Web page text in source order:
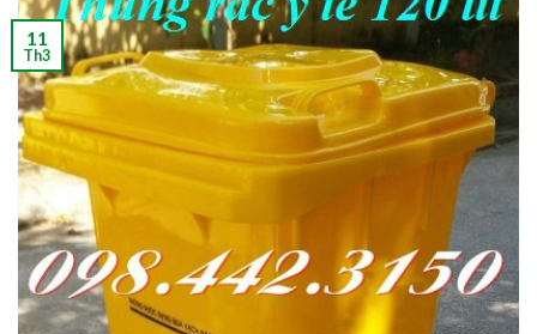
11
Th3